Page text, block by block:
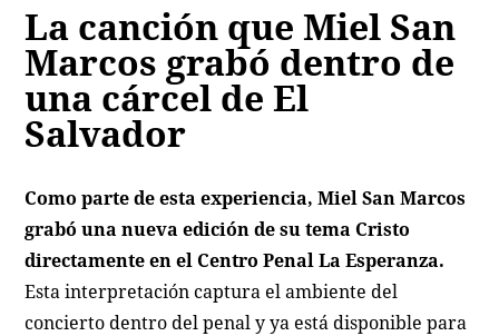
La canción que Miel San
Marcos grabó dentro de
una cárcel de El
Salvador
Como parte de esta experiencia, Miel San Marcos
grabó una nueva edición de su tema Cristo
directamente en el Centro Penal La Esperanza.
Esta interpretación captura el ambiente del
concierto dentro del penal y ya está disponible para